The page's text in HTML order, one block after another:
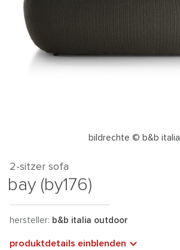
bildrechte © b&b italia
2-sitzer sofa
bay (by176)
hersteller: b&b italia outdoor
produktdetails einblenden